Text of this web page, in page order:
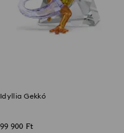
Idyllia Gekkó
99 900 Ft